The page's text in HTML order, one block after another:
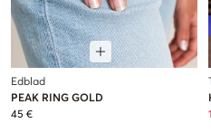
Edblad
PEAK RING GOLD
45 €